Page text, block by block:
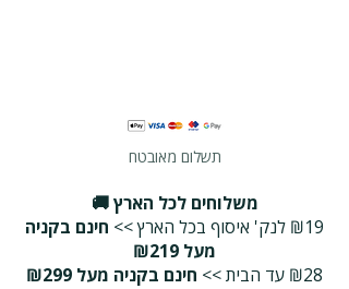
תשלום מאובטח
משלוחים לכל הארץ 🚚
₪19 לנק' איסוף בכל הארץ >>
חינם בקניה
מעל ₪219
₪28 עד הבית >>
חינם בקניה מעל ₪299